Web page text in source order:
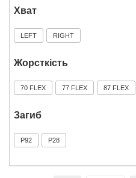
Хват
LEFT RIGHT
Жорсткість
70 FLEX 77 FLEX 87 FLEX
Загиб
P92 P28